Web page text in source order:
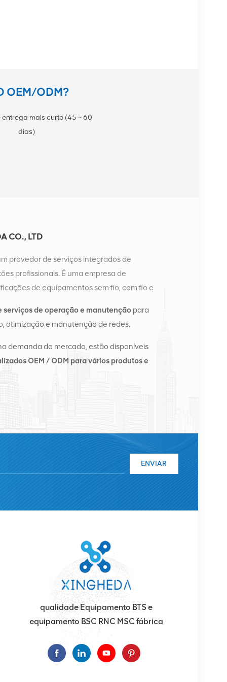
OEM/ODM?
entrega mais curto (45 ~ 60
dias)
CO., LTD
provedor de serviços integrados de
profissionais. É uma empresa de
de equipamentos sem fio, com fio e
e Hong Kong. Em 2016, montamos uma sede
China. Com sede na China, realizamos
Asiático, Europa, Estados Unidos, África e
e fornecemos às principais operadoras regionais
de equipamentos e serviços de manutenção
com produtos de alta qualidade,
serviços de operação e manutençãopara
otimização e manutenção de redes.
demanda do mercado, estão disponíveis
OEM / ODM para vários produtos e
ENVIAR
qualidade Equipamento BTS e
equipamento BSC RNC MSC fábrica